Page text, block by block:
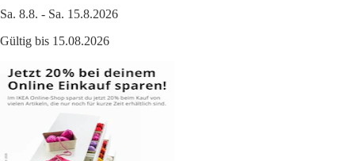
Sa. 8.8. - Sa. 15.8.2026
Gültig bis 15.08.2026